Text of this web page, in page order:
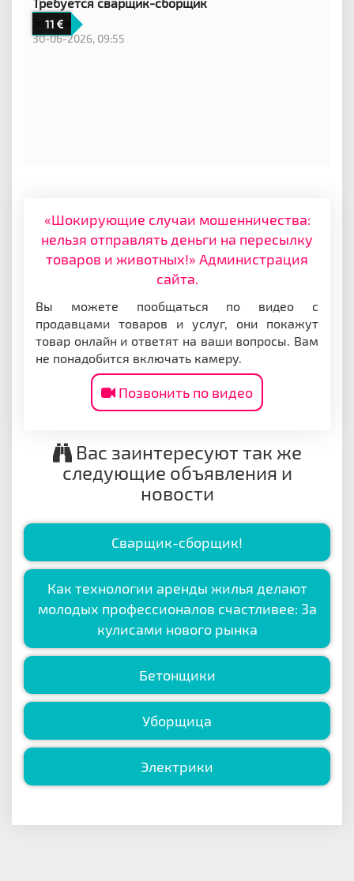
11
Эстония
30-06-2026, 09:55
«Шокирующие случаи мошенничества:
нельзя отправлять деньги на пересылку
товаров и животных!» Администрация
сайта.
Вы можете пообщаться по видео с
продавцами товаров и услуг, они покажут
товар онлайн и ответят на ваши вопросы. Вам
не понадобится включать камеру.
Позвонить по видео
Вас заинтересуют так же
следующие объявления и
новости
Сварщик-сборщик!
Как технологии аренды жилья делают
молодых профессионалов счастливее: За
кулисами нового рынка
Бетонщики
Уборщица
Электрики